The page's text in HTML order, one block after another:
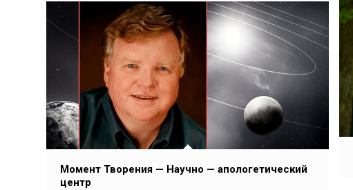
Момент Творения — Научно — апологетический
центр